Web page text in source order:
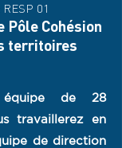
01
Pôle Cohésion
territoires
de 28
travaillerez en
de direction